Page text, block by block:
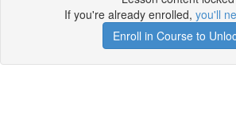
If you're already enrolled, you'll
Enroll in Course to